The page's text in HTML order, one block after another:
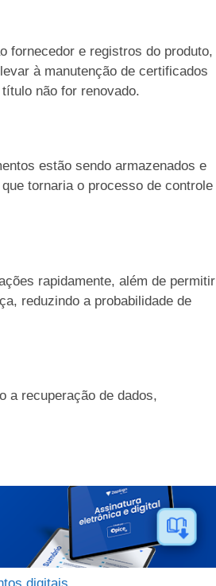
fornecedor e registros do produto,
à manutenção de certificados
não for renovado.
estão sendo armazenados e
tornaria o processo de controle
rapidamente, além de permitir
reduzindo a probabilidade de
a recuperação de dados,